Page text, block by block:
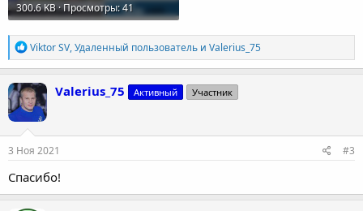
300.6 KB · Просмотры: 41
Р
е
а
к
ц
и
и
:
Viktor SV,Удаленный пользователь и Valerius_75
Valerius_75 Активный Участник
3 Ноя 2021 #3
Спасибо!